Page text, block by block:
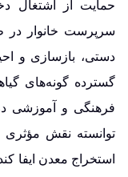
حمایت از اشتغال
سرپرست خانوار
دستی، بازسازی و
گسترده گونه‌های
فرهنگی و آموزشی
توانسته نقش مؤثری
استخراج معدن ایفا